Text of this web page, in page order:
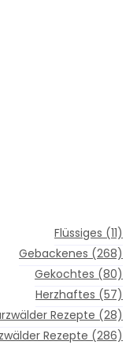
Flüssiges (11)
Gebackenes (268)
Gekochtes (80)
Herzhaftes (57)
Rezepte (28)
Rezepte (286)